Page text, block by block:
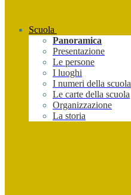
Scuola
Panoramica
Presentazione
Le persone
I luoghi
I numeri della scuola
Le carte della scuola
Organizzazione
La storia